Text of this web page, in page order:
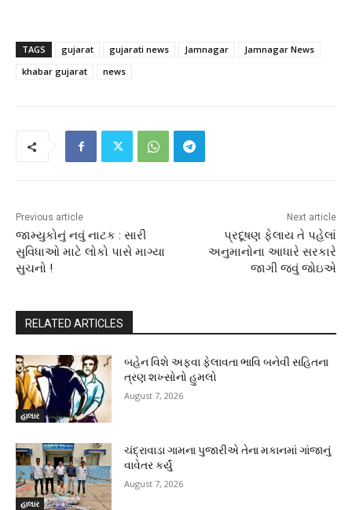
TAGS gujarat gujarati news Jamnagar
Jamnagar News
khabar gujarat
news
Previous article
જામ્યુકોનું નવું નાટક : સારી
સુવિધાઓ માટે લોકો પાસે માગ્યા
સુચનો !
Next article
પ્રદૂષણ ફેલાય તે પહેલાં
અનુમાનોના આધારે સરકારે
જાગી જવું જોઇએ
RELATED ARTICLES
હાલાર
બહેન વિશે અફવા ફેલાવતા ભાવિ બનેવી સહિતના
ત્રણ શખ્સોનો હુમલો
August 7, 2026
હાલાર
ચંદ્રાવાડા ગામના પુજારીએ તેના મકાનમાં ગાંજાનું
વાવેતર કર્યું
August 7, 2026